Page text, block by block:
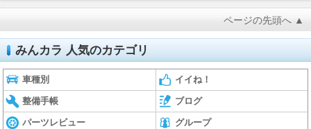
ページの先頭へ ▲
みんカラ 人気のカテゴリ
車種別 イイね！
整備手帳 ブログ
パーツレビュー グループ